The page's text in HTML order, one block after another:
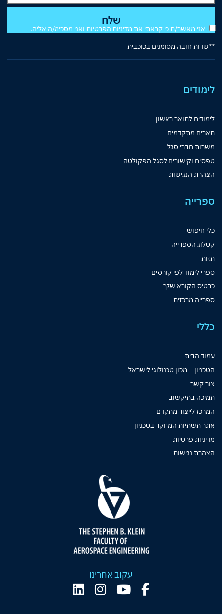
אני מאשר/ת כי קראתי את מדיניות הפרטיות
ואני מסכימ/ה אליה.
**שדות חובה מסומנים בכוכבית
לימודים
לימודים לתואר ראשון
תארים מתקדמים
משרות חברי סגל
טפסים וקישורים לסגל הפקולטה
הצהרת הנגישות
ספרייה
כלי חיפוש
קטלוג הספרייה
תזות
ספרי לימוד לפי קורסים
כרטיס הקורא שלך
ספרייה מרכזית
כללי
עמוד הבית
הטכניון – מכון טכנולוגי לישראל
צור קשר
תמיכה בתיקשוב
המרכז לייצור מתקדם
אתר תשתיות המחקר בטכניון
מדיניות פרטיות
הצהרת נגישות
עקוב אחרינו